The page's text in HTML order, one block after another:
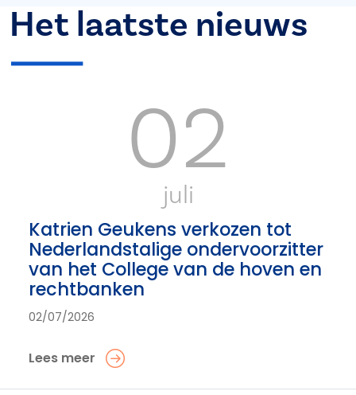
Het laatste nieuws
02
juli
Katrien Geukens verkozen tot
Nederlandstalige ondervoorzitter
van het College van de hoven en
rechtbanken
02/07/2026
Lees meer